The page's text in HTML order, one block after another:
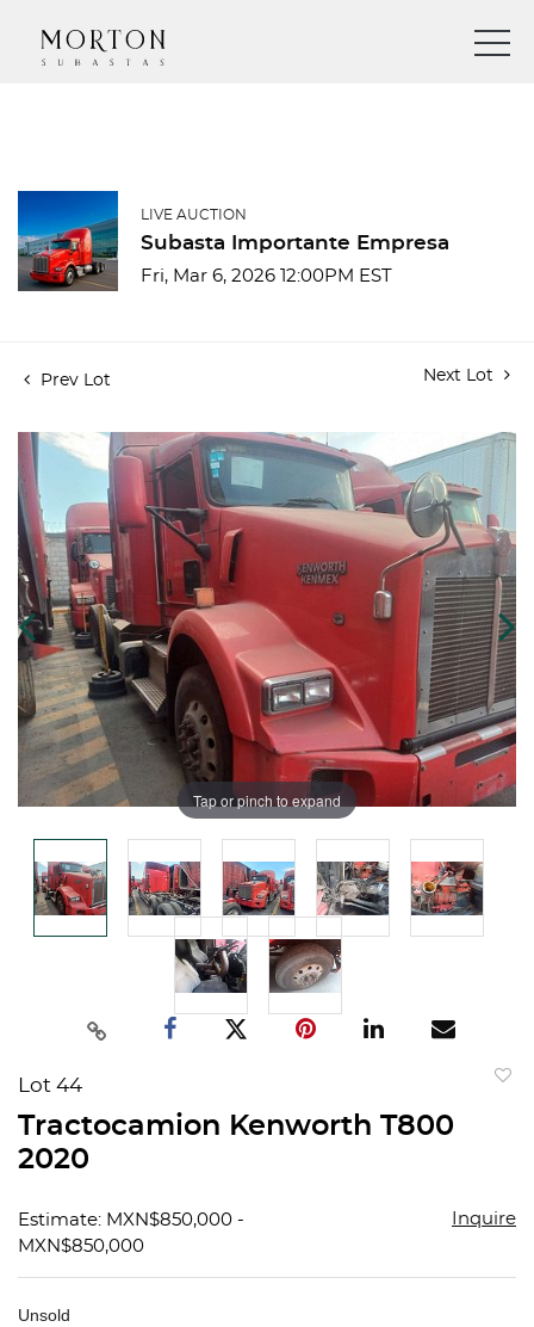
LIVE AUCTION
Subasta Importante Empresa
Fri, Mar 6, 2026 12:00PM EST
Prev Lot Next Lot
Tap or pinch to expand
Lot 44
Tractocamion Kenworth T800
2020
Estimate: MXN$850,000 -
MXN$850,000
Inquire
Unsold